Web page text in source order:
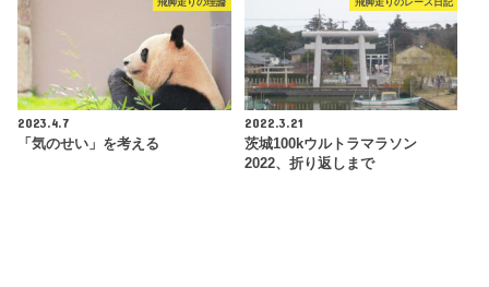
飛脚走りの理論
2023.4.7
「気のせい」を考える
飛脚走りのレース日記
2022.3.21
茨城100kウルトラマラソン
2022、折り返しまで